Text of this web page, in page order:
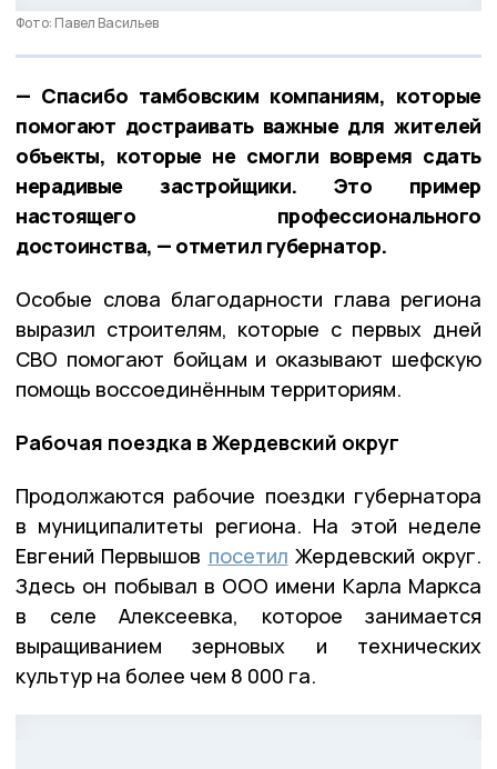
Фото: Павел Васильев
— Спасибо тамбовским компаниям, которые
помогают достраивать важные для жителей
объекты, которые не смогли вовремя сдать
нерадивые застройщики. Это пример
настоящего профессионального
достоинства, — отметил губернатор.
Особые слова благодарности глава региона
выразил строителям, которые с первых дней
СВО помогают бойцам и оказывают шефскую
помощь воссоединённым территориям.
Рабочая поездка в Жердевский округ
Продолжаются рабочие поездки губернатора
в муниципалитеты региона. На этой неделе
Евгений Первышов посетил Жердевский округ.
Здесь он побывал в ООО имени Карла Маркса
в селе Алексеевка, которое занимается
выращиванием зерновых и технических
культур на более чем 8 000 га.